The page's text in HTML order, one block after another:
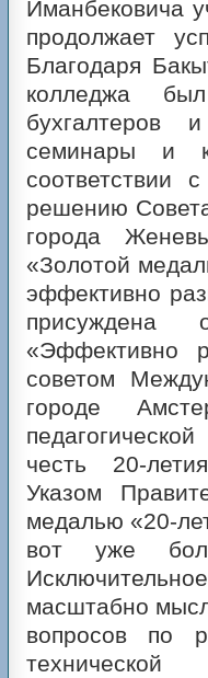
Иманбековича
продолжает
Благодаря
колледжа
бухгалтеров
семинары и
соответствии
решению
города
«Золотой
эффективно
присуждена
«Эффективно
советом
городе
честь 20-
Указом
медалью «20-
вот уже
масштабно
вопросов по